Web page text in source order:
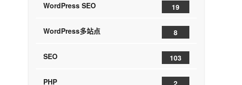
WordPress SEO 19
WordPress多站点 8
SEO 103
PHP 2